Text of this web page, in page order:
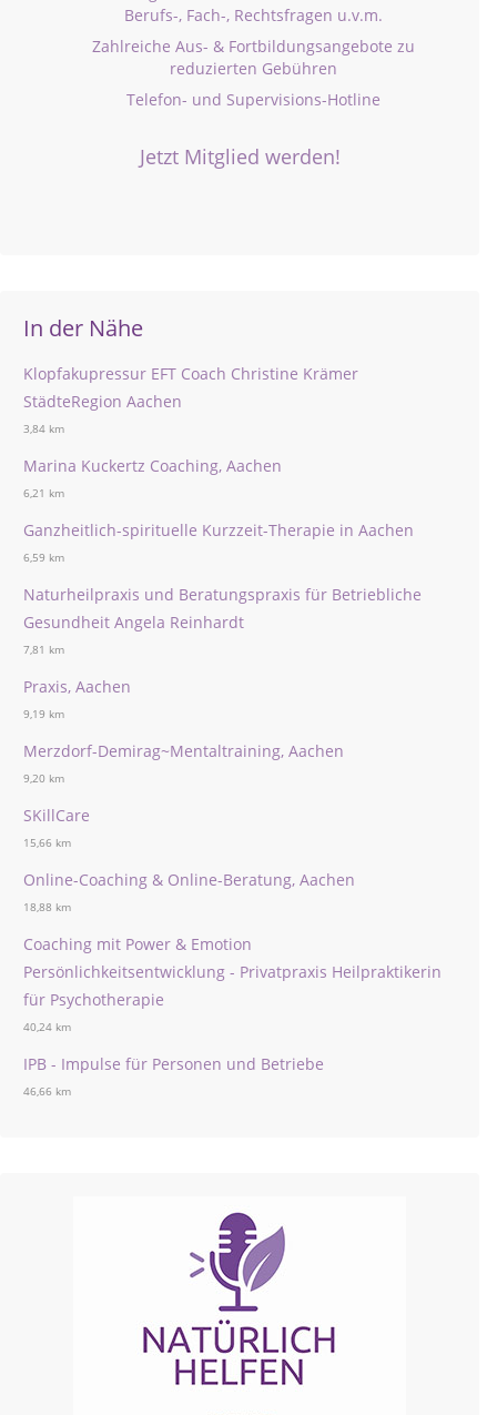
Berufs-, Fach-, Rechtsfragen u.v.m.
Zahlreiche Aus- & Fortbildungsangebote zu
reduzierten Gebühren
Telefon- und Supervisions-Hotline
Jetzt Mitglied werden!
In der Nähe
Klopfakupressur EFT Coach Christine Krämer
StädteRegion Aachen
3,84 km
Marina Kuckertz Coaching, Aachen
6,21 km
Ganzheitlich-spirituelle Kurzzeit-Therapie in Aachen
6,59 km
Naturheilpraxis und Beratungspraxis für Betriebliche
Gesundheit Angela Reinhardt
7,81 km
Praxis, Aachen
9,19 km
Merzdorf-Demirag~Mentaltraining, Aachen
9,20 km
SKillCare
15,66 km
Online-Coaching & Online-Beratung, Aachen
18,88 km
Coaching mit Power & Emotion
Persönlichkeitsentwicklung - Privatpraxis Heilpraktikerin
für Psychotherapie
40,24 km
IPB - Impulse für Personen und Betriebe
46,66 km